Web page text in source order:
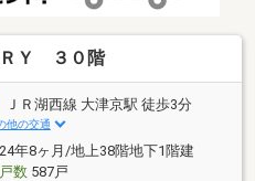
ＲＹ ３０階
ＪＲ湖西線 大津京駅 徒歩3分
他の交通
年8ヶ月/地上38階地下1階建
数587戸